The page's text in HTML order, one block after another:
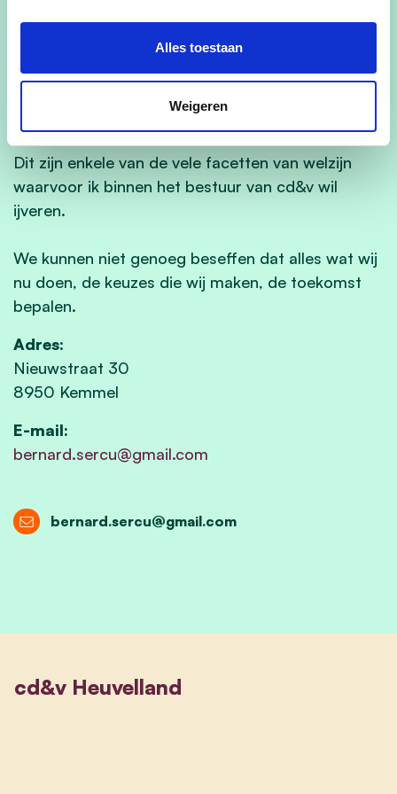
Alles toestaan
Weigeren
in ons leeft en dienen te worden gesteund.
Veiligheid voor voetgangers en fietsers is voor mij
Dit zijn enkele van de vele facetten van welzijn
waarvoor ik binnen het bestuur van cd&v wil
ijveren.
We kunnen niet genoeg beseffen dat alles wat wij
nu doen, de keuzes die wij maken, de toekomst
bepalen.
Adres:
Nieuwstraat 30
8950 Kemmel
E-mail:
bernard.sercu@gmail.com
bernard.sercu@gmail.com
cd&v Heuvelland